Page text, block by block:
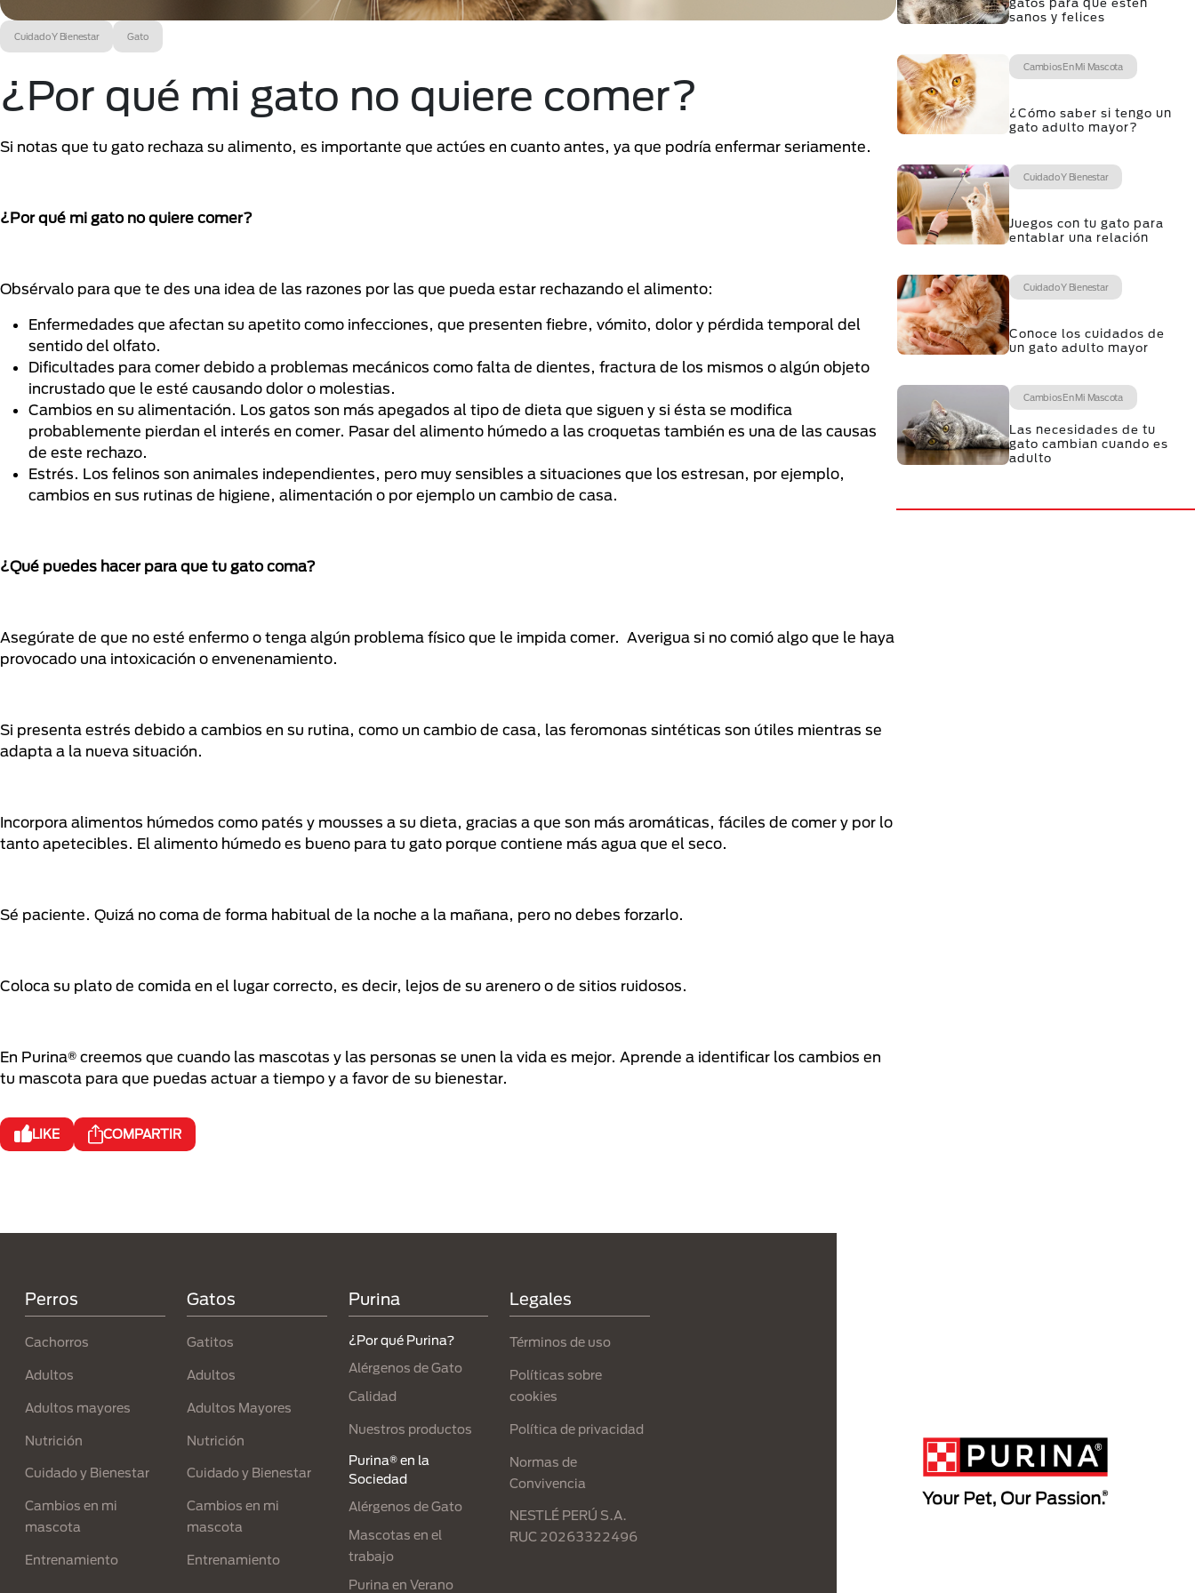
Cuidado Y Bienestar Gato
¿Por qué mi gato no quiere comer?
Si notas que tu gato rechaza su alimento, es importante que actúes en cuanto antes, ya que podría enfermar seriamente.
¿Por qué mi gato no quiere comer?
Obsérvalo para que te des una idea de las razones por las que pueda estar rechazando el alimento:
Enfermedades que afectan su apetito como infecciones, que presenten fiebre, vómito, dolor y pérdida temporal del
sentido del olfato.
Dificultades para comer debido a problemas mecánicos como falta de dientes, fractura de los mismos o algún objeto
incrustado que le esté causando dolor o molestias.
Cambios en su alimentación. Los gatos son más apegados al tipo de dieta que siguen y si ésta se modifica
probablemente pierdan el interés en comer. Pasar del alimento húmedo a las croquetas también es una de las causas
de este rechazo.
Estrés. Los felinos son animales independientes, pero muy sensibles a situaciones que los estresan, por ejemplo,
cambios en sus rutinas de higiene, alimentación o por ejemplo un cambio de casa.
¿Qué puedes hacer para que tu gato coma?
Asegúrate de que no esté enfermo o tenga algún problema físico que le impida comer. Averigua si no comió algo que le haya
provocado una intoxicación o envenenamiento.
Si presenta estrés debido a cambios en su rutina, como un cambio de casa, las feromonas sintéticas son útiles mientras se
adapta a la nueva situación.
Incorpora alimentos húmedos como patés y mousses a su dieta, gracias a que son más aromáticas, fáciles de comer y por lo
tanto apetecibles. El alimento húmedo es bueno para tu gato porque contiene más agua que el seco.
Sé paciente. Quizá no coma de forma habitual de la noche a la mañana, pero no debes forzarlo.
Coloca su plato de comida en el lugar correcto, es decir, lejos de su arenero o de sitios ruidosos.
En Purina® creemos que cuando las mascotas y las personas se unen la vida es mejor. Aprende a identificar los cambios en
tu mascota para que puedas actuar a tiempo y a favor de su bienestar.
LIKE COMPARTIR
sanos y felices
Cambios En Mi Mascota
¿Cómo saber si tengo un
gato adulto mayor?
Cuidado Y Bienestar
Juegos con tu gato para
entablar una relación
Cuidado Y Bienestar
Conoce los cuidados de
un gato adulto mayor
Cambios En Mi Mascota
Las necesidades de tu
gato cambian cuando es
adulto
Perros
Cachorros
Adultos
Adultos mayores
Nutrición
Cuidado y Bienestar
Cambios en mi
mascota
Entrenamiento
Gatos
Gatitos
Adultos
Adultos Mayores
Nutrición
Cuidado y Bienestar
Cambios en mi
mascota
Entrenamiento
Purina
¿Por qué Purina?
Alérgenos de Gato
Calidad
Nuestros productos
Purina® en la
Sociedad
Alérgenos de Gato
Mascotas en el
trabajo
Purina en Verano
Legales
Términos de uso
Políticas sobre
cookies
Política de privacidad
Normas de
Convivencia
NESTLÉ PERÚ S.A.
RUC 20263322496